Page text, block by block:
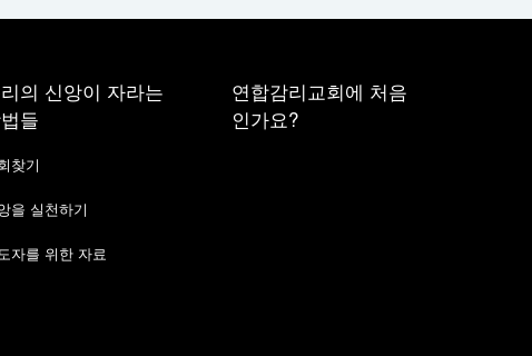
의 신앙이 자라는
들
찾기
을 실천하기
자를 위한 자료
연합감리교회에 처음
인가요?